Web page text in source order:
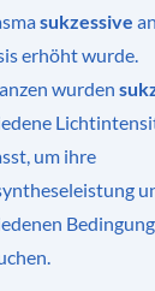
sukzessive
erhöht wurde.
wurden
um ihre